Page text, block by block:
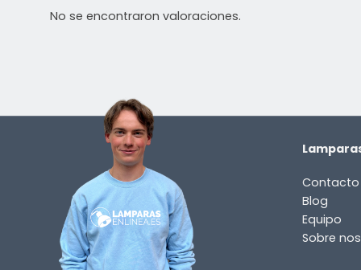
No se encontraron valoraciones.
Contacto
Blog
Equipo
Sobre